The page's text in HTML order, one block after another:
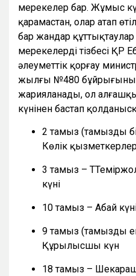
мерекелер бар. Жұмыс
қарамастан, олар атап
бар жандар
мерекелердің тізбесі ҚР
әлеуметтік қорғау
жылғы №480
жарияланады, ол
күнінен бастап
2 тамыз (тамыздың
Көлік
3 тамыз –
күні
10 тамыз – Абай
9 тамыз (тамыздың
Құрылысшы күн
18 тамыз –